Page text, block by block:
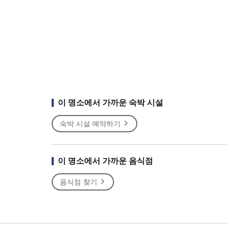
이 명소에서 가까운 숙박 시설
숙박 시설 예약하기
이 명소에서 가까운 음식점
음식점 찾기